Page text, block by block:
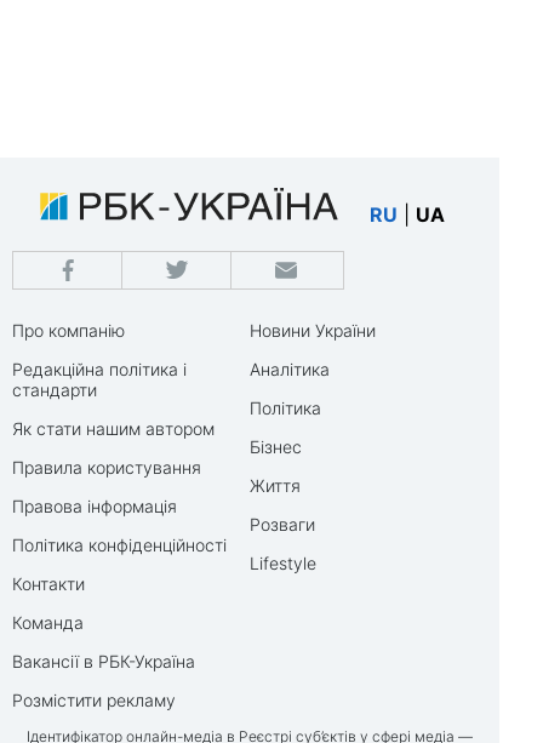
RU UA
Про компанію
Редакційна політика і
стандарти
Як стати нашим автором
Правила користування
Правова інформація
Політика конфіденційності
Контакти
Команда
Вакансії в РБК-Україна
Розмістити рекламу
Новини України
Аналітика
Політика
Бізнес
Життя
Розваги
Lifestyle
Ідентифікатор онлайн-медіа в Реєстрі суб’єктів у сфері медіа —